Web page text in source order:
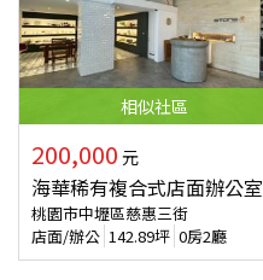
相似社區
200,000 元
海華稀有複合式店面辦公室
桃園市中壢區慈惠三街
店面/辦公 142.89坪 0房2廳